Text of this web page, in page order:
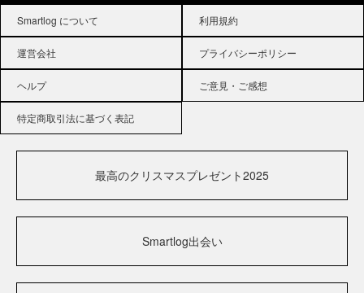
Smartlog について 利用規約
運営会社 プライバシーポリシー
ヘルプ ご意見・ご感想
特定商取引法に基づく表記
最高のクリスマスプレゼント2025
Smartlog出会い